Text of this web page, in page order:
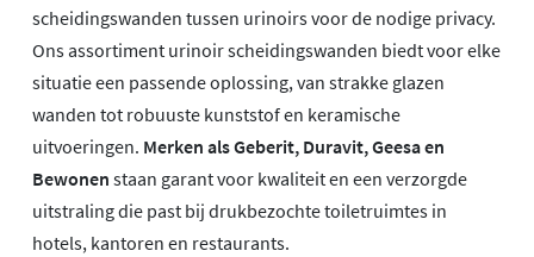
scheidingswanden tussen urinoirs voor de nodige privacy.
Ons assortiment urinoir scheidingswanden biedt voor elke
situatie een passende oplossing, van strakke glazen
wanden tot robuuste kunststof en keramische
uitvoeringen. Merken als Geberit, Duravit, Geesa en
Bewonen staan garant voor kwaliteit en een verzorgde
uitstraling die past bij drukbezochte toiletruimtes in
hotels, kantoren en restaurants.